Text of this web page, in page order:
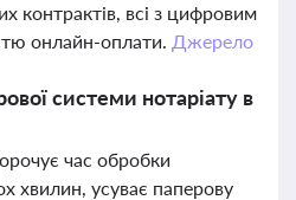
всі з цифровим
онлайн-оплати. Джерело
системи нотаріату в
час обробки
хвилин, усуває паперову